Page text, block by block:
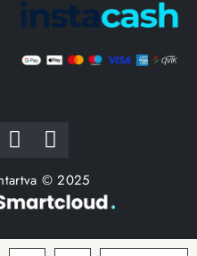
© 2025